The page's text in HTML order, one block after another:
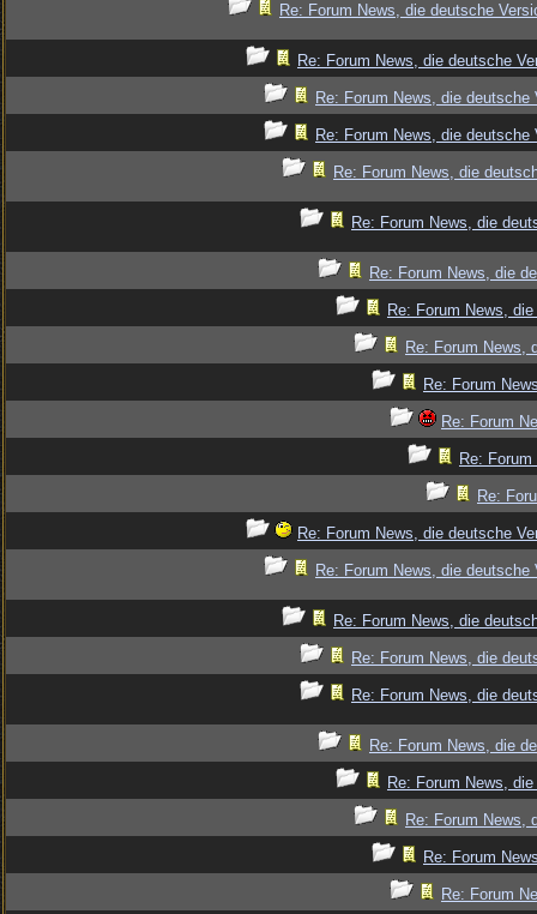
Re: Forum News, die deutsche
Re: Forum News, die deutsche
Re: Forum News, die deutsche
Re: Forum News, die deutsche
Re: Forum News, die
Re: Forum News, die
Re: Forum News, die
Re: Forum News,
Re: Forum News,
Re: Forum
Re: Forum
Re:
Re:
Re: Forum News, die deutsche
Re: Forum News, die deutsche
Re: Forum News, die
Re: Forum News, die
Re: Forum News, die
Re: Forum News, die
Re: Forum News,
Re: Forum News,
Re: Forum
Re: Forum